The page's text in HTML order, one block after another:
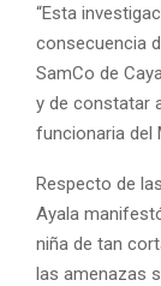
“Esta
consecuencia
SamCo de
y de constatar
funcionaria del
Respecto de
Ayala
niña de tan
las amenazas